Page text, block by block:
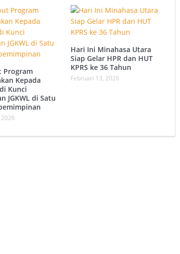
Program
Kepada
Kunci
JGKWL di Satu
Hari Ini Minahasa Utara
Siap Gelar HPR dan HUT
KPRS ke 36 Tahun ‎
Februari 13, 2026